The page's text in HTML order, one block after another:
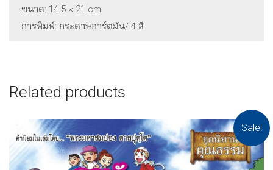
ขนาด: 14.5 × 21 cm
การพิมพ์: กระดาษอาร์ตมัน/ 4 สี
Related products
Sale!